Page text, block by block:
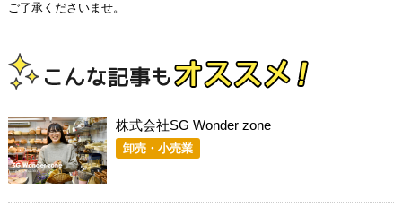
ご了承くださいませ。
株式会社SG Wonder zone
卸売・小売業